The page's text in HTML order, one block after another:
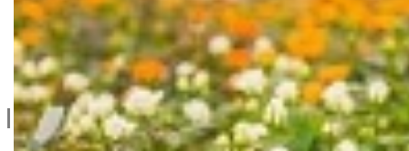
Katalozi
Blog
Projektovanje / Izgradnja
Informacije